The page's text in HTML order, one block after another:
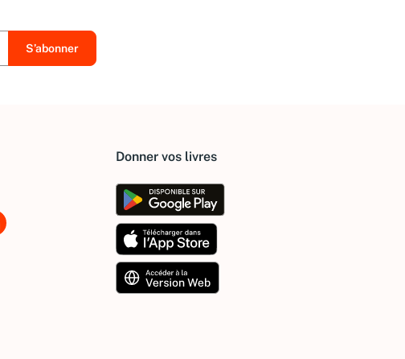
Donner vos livres